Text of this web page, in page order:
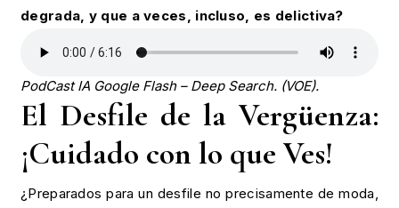
degrada, y que a veces, incluso, es delictiva?
PodCast IA Google Flash – Deep Search. (VOE).
El Desfile de la Vergüenza:
¡Cuidado con lo que Ves!
¿Preparados para un desfile no precisamente de moda,